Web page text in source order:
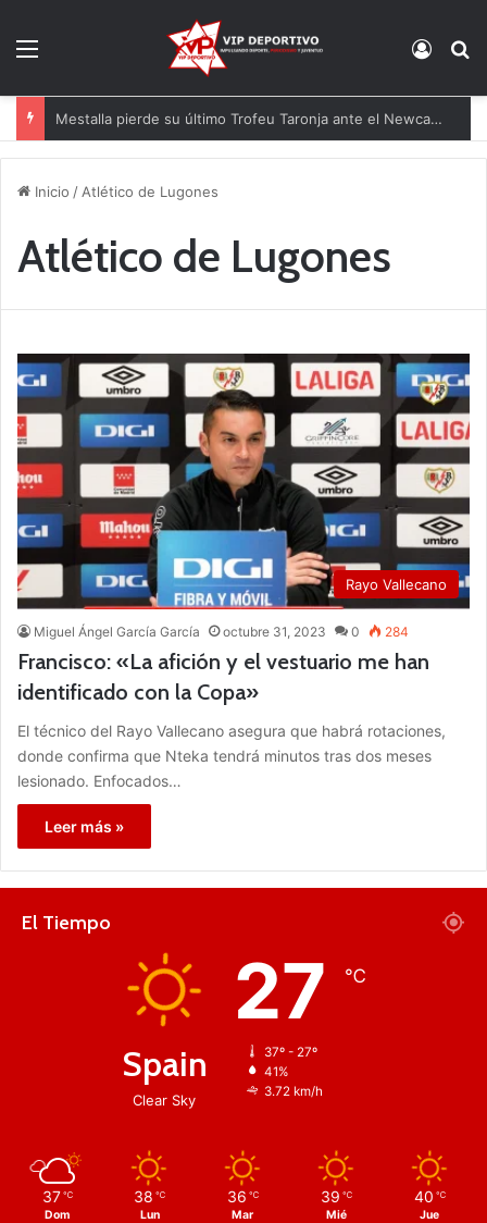
Mestalla pierde su último Trofeu Taronja ante el Newcastle
Inicio / Atlético de Lugones
Atlético de Lugones
Rayo Vallecano
Miguel Ángel García García octubre 31, 2023 0 284
Francisco: «La afición y el vestuario me han
identificado con la Copa»
El técnico del Rayo Vallecano asegura que habrá rotaciones,
donde confirma que Nteka tendrá minutos tras dos meses
lesionado. Enfocados…
Leer más »
El Tiempo
Spain
Clear Sky
27 ℃
37º - 27º
41%
3.72 km/h
37 ℃
Dom
38 ℃
Lun
36 ℃
Mar
39 ℃
Mié
40 ℃
Jue